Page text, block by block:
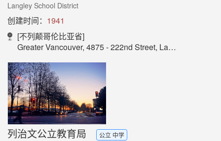
Langley School District
创建时间： 1941
[不列颠哥伦比亚省]
Greater Vancouver, 4875 - 222nd Street, Langley, BC, Canada V3A 3Z7
列治文公立教育局 公立 中学